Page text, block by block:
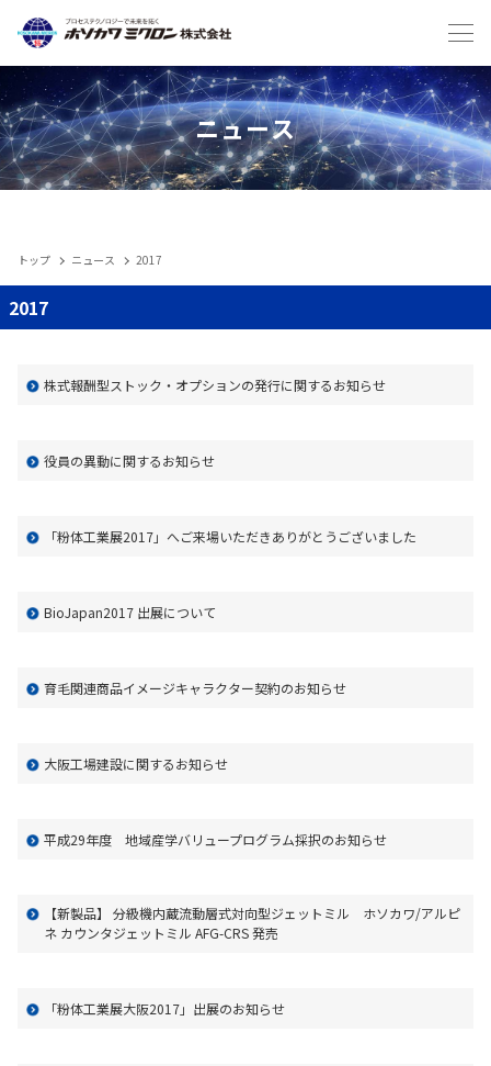
Japanese English
IIoT
サステナビリティ
採用情報
会社情報
ニュース
トップ ニュース 2017
2017
株式報酬型ストック・オプションの発行に関するお知らせ
役員の異動に関するお知らせ
「粉体工業展2017」へご来場いただきありがとうございました
BioJapan2017 出展について
育毛関連商品イメージキャラクター契約のお知らせ
大阪工場建設に関するお知らせ
平成29年度 地域産学バリュープログラム採択のお知らせ
【新製品】 分級機内蔵流動層式対向型ジェットミル ホソカワ/アルピ
ネ カウンタジェットミル AFG-CRS 発売
「粉体工業展大阪2017」出展のお知らせ